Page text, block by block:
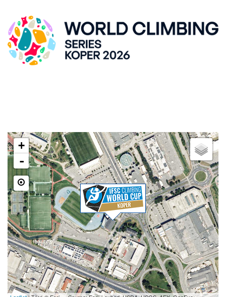
+
-